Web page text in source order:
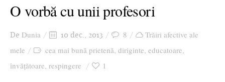
O vorbă cu unii profesori
De Dunia 10 dec., 2013 8
Trăiri afective ale
mele
cea mai bună prietenă, diriginte, educatoare,
învățătoare, respingere 1